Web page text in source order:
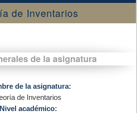
de Inventarios
de la asignatura
de la asignatura:
de Inventarios
Nivel académico: